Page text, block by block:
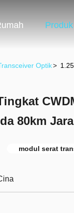
Produk
Optik>
80km
modul serat